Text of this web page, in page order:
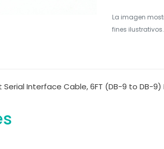
La imagen
fines ilustrativos.
Serial Interface Cable, 6FT (DB-9 to DB-9)